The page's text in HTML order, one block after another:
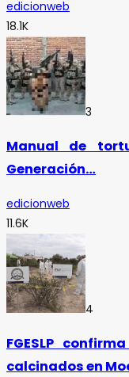
edicionweb
18.1K
3
Manual de
Generación…
edicionweb
11.6K
4
FGESLP
calcinados en